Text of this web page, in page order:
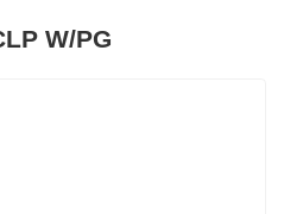
W/PG